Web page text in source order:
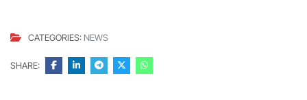
CATEGORIES: NEWS
SHARE: